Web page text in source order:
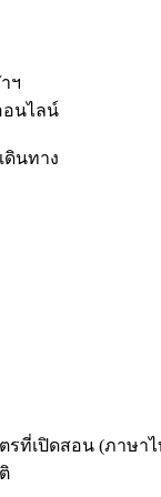
ฯ
นไลน์
ดินทาง
รที่เปิดสอน (ภาษาไ